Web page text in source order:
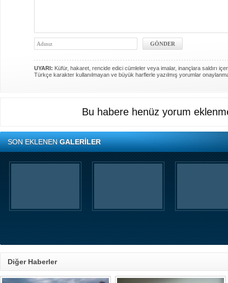
UYARI: Küfür, hakaret, rencide edici cümleler veya imalar, inançlara saldırı
Türkçe karakter kullanılmayan ve büyük harflerle yazılmış yorumlar
Bu habere henüz yorum
SON EKLENENGALERİLER
Diğer Haberler